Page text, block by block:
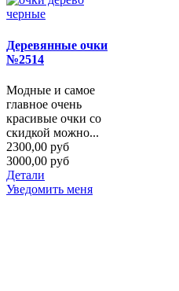
Деревянные очки
№2514
Модные и самое
главное очень
красивые очки со
скидкой можно...
2300,00 руб
3000,00 руб
Детали
Уведомить меня